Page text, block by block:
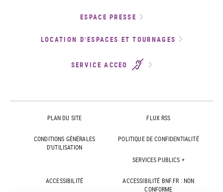
ESPACE PRESSE
LOCATION D’ESPACES ET TOURNAGES
SERVICE ACCEO
PLAN DU SITE FLUX RSS
CONDITIONS GÉNÉRALES
D'UTILISATION
POLITIQUE DE CONFIDENTIALITÉ
SERVICES PUBLICS +
ACCESSIBILITÉ
ACCESSIBILITÉ BNF.FR : NON
CONFORME